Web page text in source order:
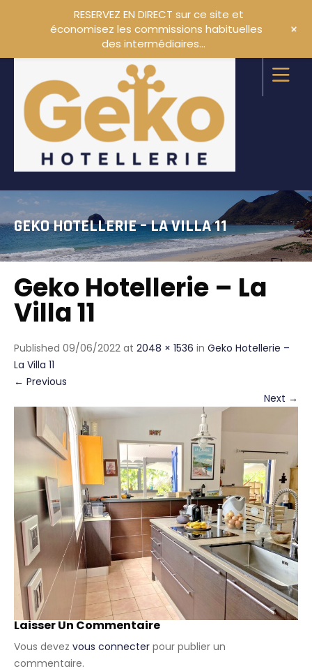
GEKO HOTELLERIE – LA VILLA 11
Geko Hotellerie – La
Villa 11
Published 09/06/2022 at 2048 × 1536 in Geko Hotellerie –
La Villa 11
← Previous
Next →
Laisser Un Commentaire
Vous devez vous connecter pour publier un
commentaire.
RESERVEZ EN DIRECT sur ce site et
économisez les commissions habituelles
des intermédiaires…
+